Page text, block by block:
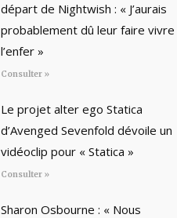
départ de Nightwish : « J’aurais
probablement dû leur faire vivre
l’enfer »
Consulter »
Le projet alter ego Statica
d’Avenged Sevenfold dévoile un
vidéoclip pour « Statica »
Consulter »
Sharon Osbourne : « Nous